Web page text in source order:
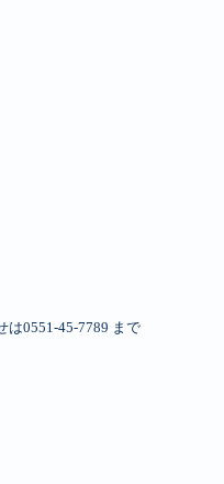
は0551-45-7789 まで